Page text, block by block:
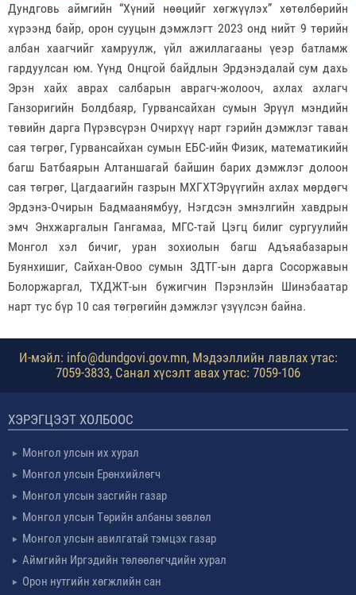
Дундговь аймгийн “Хүний нөөцийг хөгжүүлэх” хөтөлбөрийн
хүрээнд байр, орон сууцын дэмжлэгт 2023 онд нийт 9 төрийн
албан хаагчийг хамруулж, үйл ажиллагааны үеэр батламж
гардуулсан юм. Үүнд Онцгой байдлын Эрдэнэдалай сум дахь
Эрэн хайх аврах салбарын аврагч-жолооч, ахлах ахлагч
Ганзоригийн Болдбаяр, Гурвансайхан сумын Эрүүл мэндийн
төвийн дарга Пүрэвсүрэн Очирхүү нарт гэрийн дэмжлэг таван
сая төгрөг, Гурвансайхан сумын ЕБС-ийн Физик, математикийн
багш Батбаярын Алтаншагай байшин барих дэмжлэг долоон
сая төгрөг, Цагдаагийн газрын МХГХТЭрүүгийн ахлах мөрдөгч
Эрдэнэ-Очирын Бадмаанямбуу, Нэгдсэн эмнэлгийн хавдрын
эмч Энхжаргалын Гангамаа, МГС-тай Цэгц билиг сургуулийн
Монгол хэл бичиг, уран зохиолын багш Адъяабазарын
Буянхишиг, Сайхан-Овоо сумын ЗДТГ-ын дарга Сосоржавын
Болоржаргал, ТХДЖТ-ын бүжигчин Пэрэнлэйн Шинэбаатар
нарт тус бүр 10 сая төгрөгийн дэмжлэг үзүүлсэн байна.
И-мэйл: info@dundgovi.gov.mn, Мэдээллийн лавлах утас:
7059-3833, Санал хүсэлт авах утас: 7059-106
ХЭРЭГЦЭЭТ ХОЛБООС
Монгол улсын их хурал
Монгол улсын Ерөнхийлөгч
Монгол улсын засгийн газар
Монгол улсын Төрийн албаны зөвлөл
Монгол улсын авилгатай тэмцэх газар
Аймгийн Иргэдийн төлөөлөгчдийн хурал
Орон нутгийн хөгжлийн сан